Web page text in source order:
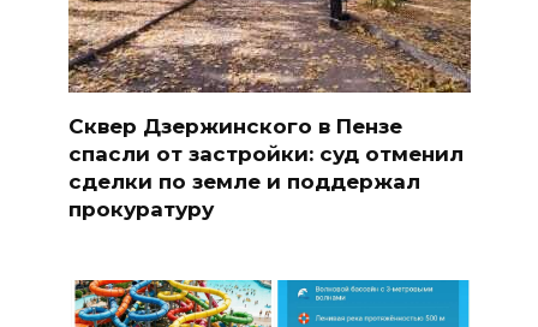
Сквер Дзержинского в Пензе
спасли от застройки: суд отменил
сделки по земле и поддержал
прокуратуру